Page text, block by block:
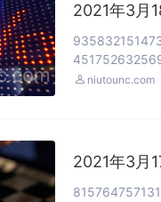
2021年3月
 niutounc.com
2021年3月